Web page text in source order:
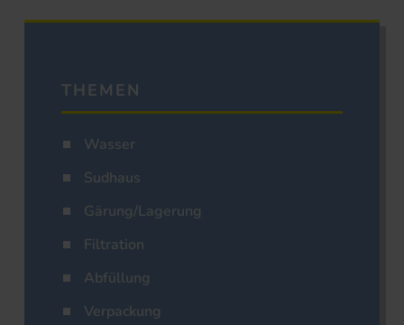
THEMEN
Wasser
Sudhaus
Gärung/Lagerung
Filtration
Abfüllung
Verpackung